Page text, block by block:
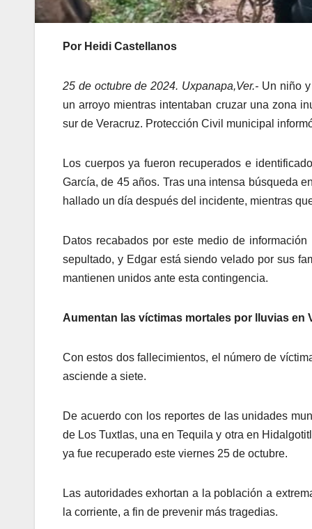
Por Heidi Castellanos
25 de octubre de 2024. Uxpanapa,Ver.- Un niño
un arroyo mientras intentaban cruzar una zona
sur de Veracruz. Protección Civil municipal
Los cuerpos ya fueron recuperados e
García, de 45 años. Tras una intensa búsqueda
hallado un día después del incidente, mientras
Datos recabados por este medio de
sepultado, y Edgar está siendo velado por sus
mantienen unidos ante esta contingencia.
Aumentan las víctimas mortales por lluvias en
Con estos dos fallecimientos, el número de
asciende a siete.
De acuerdo con los reportes de las unidades
de Los Tuxtlas, una en Tequila y otra en
ya fue recuperado este viernes 25 de octubre.
Las autoridades exhortan a la población a
la corriente, a fin de prevenir más tragedias.